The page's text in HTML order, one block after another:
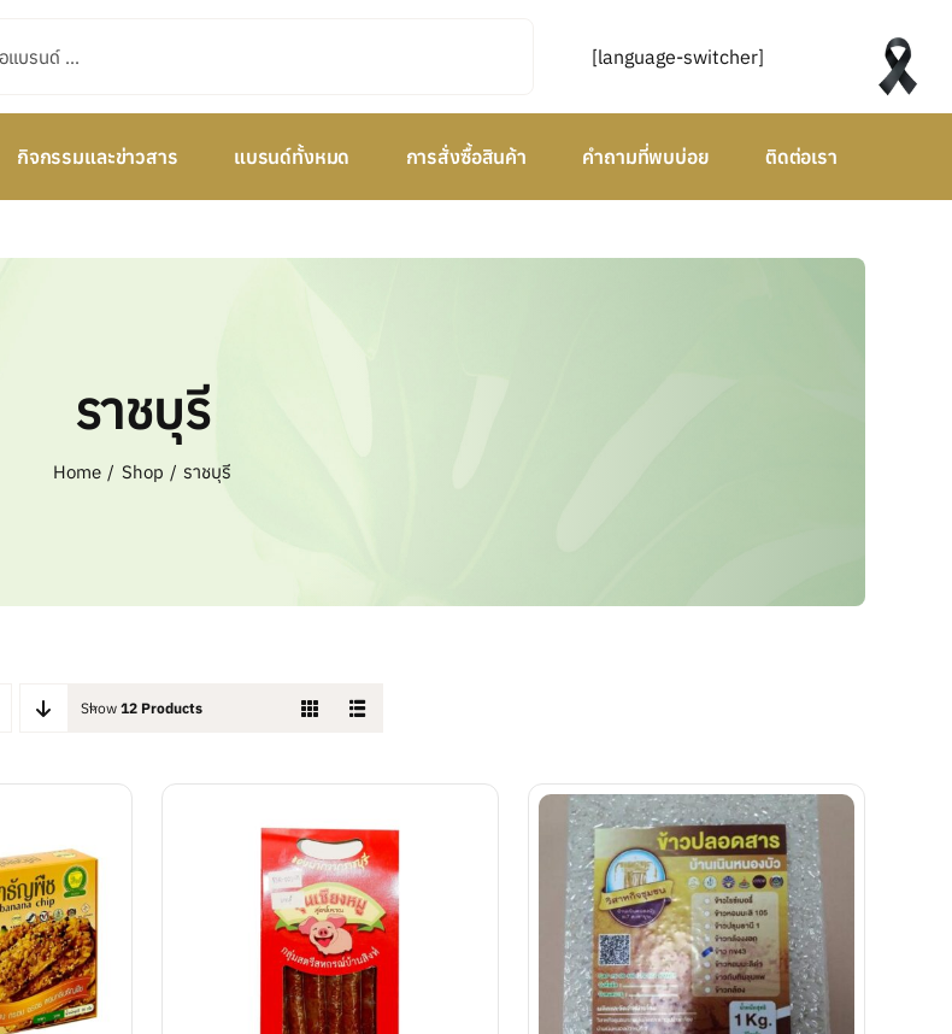
[language-switcher]
กิจกรรมและข่าวสาร แบรนด์ทั้งหมด การสั่งซื้อสินค้า คำถามที่พบบ่อย ติดต่อเรา
ราชบุรี
Home Shop ราชบุรี
Show 12 Products